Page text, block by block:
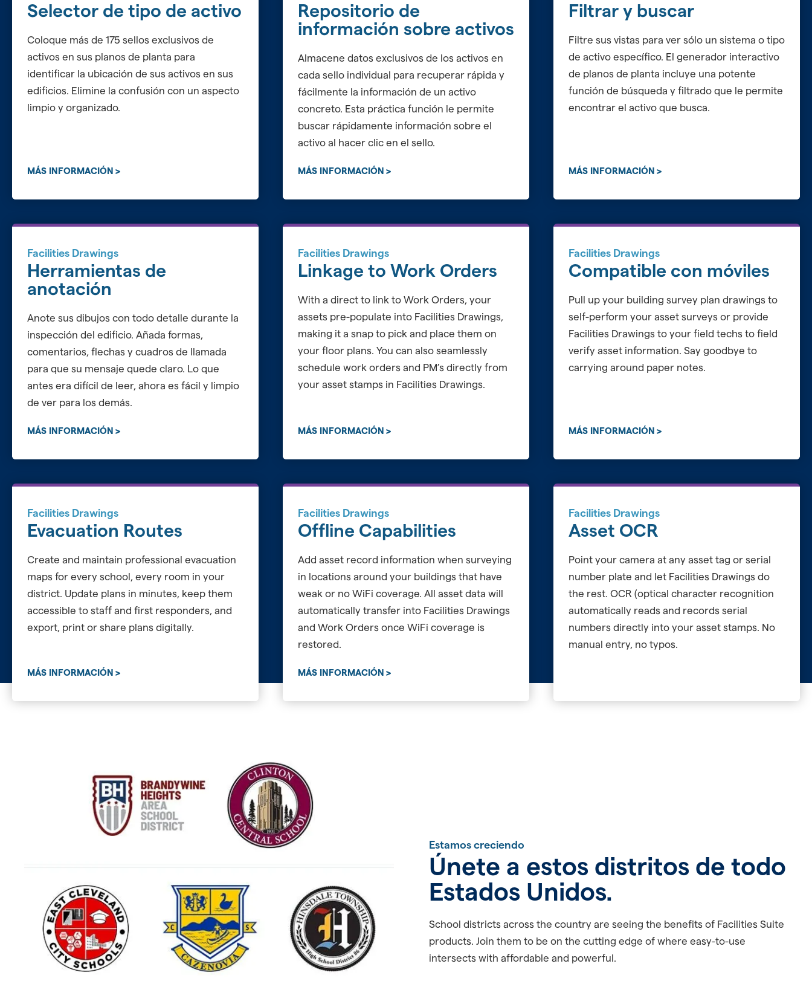
Selector de tipo de activo
Coloque más de 175 sellos exclusivos de
activos en sus planos de planta para
identificar la ubicación de sus activos en sus
edificios. Elimine la confusión con un aspecto
limpio y organizado.
MÁS INFORMACIÓN
Repositorio de
información sobre activos
Almacene datos exclusivos de los activos en
cada sello individual para recuperar rápida y
fácilmente la información de un activo
concreto. Esta práctica función le permite
buscar rápidamente información sobre el
activo al hacer clic en el sello.
MÁS INFORMACIÓN
Filtrar y buscar
Filtre sus vistas para ver sólo un sistema o tipo
de activo específico. El generador interactivo
de planos de planta incluye una potente
función de búsqueda y filtrado que le permite
encontrar el activo que busca.
MÁS INFORMACIÓN
Herramientas de
anotación
Facilities Drawings
Anote sus dibujos con todo detalle durante la
inspección del edificio. Añada formas,
comentarios, flechas y cuadros de llamada
para que su mensaje quede claro. Lo que
antes era difícil de leer, ahora es fácil y limpio
de ver para los demás.
MÁS INFORMACIÓN
Linkage to Work Orders
Facilities Drawings
With a direct to link to Work Orders, your
assets pre-populate into Facilities Drawings,
making it a snap to pick and place them on
your floor plans. You can also seamlessly
schedule work orders and PM’s directly from
your asset stamps in Facilities Drawings.
MÁS INFORMACIÓN
Compatible con móviles
Facilities Drawings
Pull up your building survey plan drawings to
self-perform your asset surveys or provide
Facilities Drawings to your field techs to field
verify asset information. Say goodbye to
carrying around paper notes.
MÁS INFORMACIÓN
Evacuation Routes
Facilities Drawings
Create and maintain professional evacuation
maps for every school, every room in your
district. Update plans in minutes, keep them
accessible to staff and first responders, and
export, print or share plans digitally.
MÁS INFORMACIÓN
Offline Capabilities
Facilities Drawings
Add asset record information when surveying
in locations around your buildings that have
weak or no WiFi coverage. All asset data will
automatically transfer into Facilities Drawings
and Work Orders once WiFi coverage is
restored.
MÁS INFORMACIÓN
Asset OCR
Facilities Drawings
Point your camera at any asset tag or serial
number plate and let Facilities Drawings do
the rest. OCR (optical character recognition
automatically reads and records serial
numbers directly into your asset stamps. No
manual entry, no typos.
Únete a estos distritos de todo
Estados Unidos.
Estamos creciendo
School districts across the country are seeing the benefits of Facilities Suite
products. Join them to be on the cutting edge of where easy-to-use
intersects with affordable and powerful.